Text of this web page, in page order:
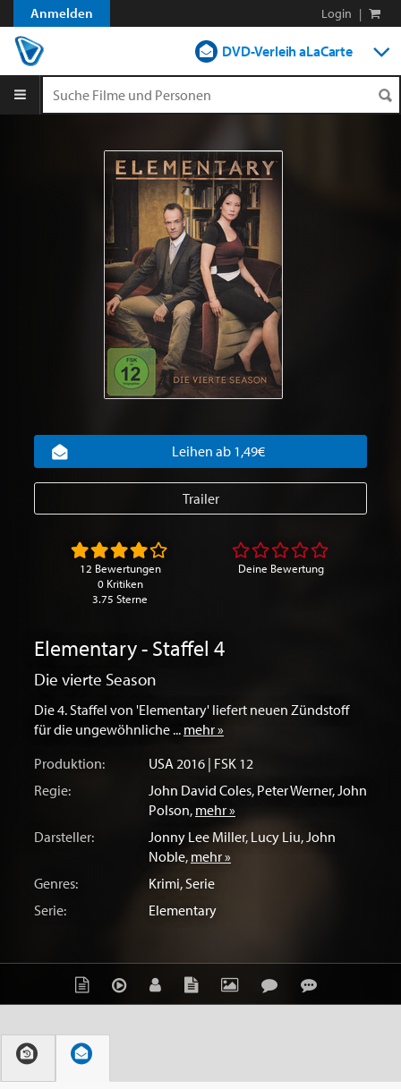
Anmelden Login |
DVD-Verleih aLaCarte
Shop
Blog
Elementary - Staffel 4
Die vierte Season
Die 4. Staffel von 'Elementary' liefert neuen Zündstoff
für die ungewöhnliche ... mehr »
Produktion:
USA 2016 | FSK 12
Regie:
John David Coles, Peter Werner, John
Polson, mehr »
Darsteller:
Jonny Lee Miller, Lucy Liu,John
Noble, mehr »
Genres:
Krimi, Serie
Serie:
Elementary
Leihen ab 1,49€
Trailer
12 Bewertungen
0 Kritiken
3.75 Sterne
Deine Bewertung